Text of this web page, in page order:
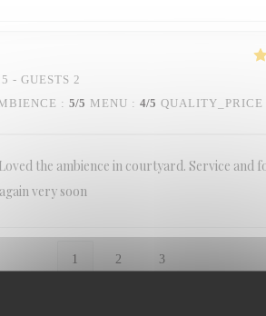
- GUESTS 2
: 5/5 MENU : 4/5 QUALITY_PRICE
the ambience in courtyard. Service and
very soon
1 2 3